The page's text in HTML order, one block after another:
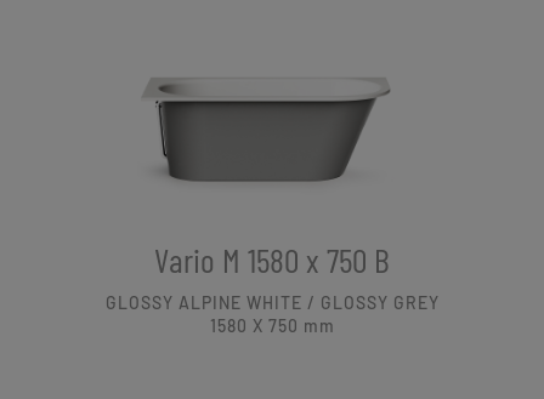
Vario M 1580 x 750 B
GLOSSY ALPINE WHITE / GLOSSY GREY
1580 X 750 mm